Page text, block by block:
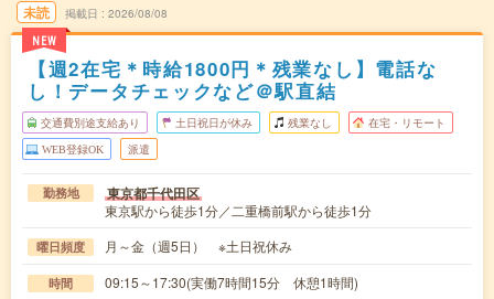
未読
NEW
掲載日 2026/08/08
【週2在宅＊時給1800円＊残業なし】電話な
し！データチェックなど＠駅直結
交通費別途支給あり 土日祝日が休み 残業なし 在宅・リモート
WEB登録OK 派遣
勤務地 東京都千代田区
東京駅から徒歩1分／二重橋前駅から徒歩1分
曜日頻度 月～金（週5日） ※土日祝休み
時間 09:15～17:30(実働7時間15分 休憩1時間)